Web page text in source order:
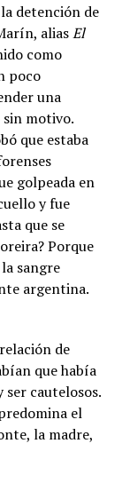
detención de
aliasEl
como
poco
una
sin motivo.
que estaba
golpeada en
y fue
que se
Porque
sangre
argentina.
de
que había
ser cautelosos.
el
la madre,